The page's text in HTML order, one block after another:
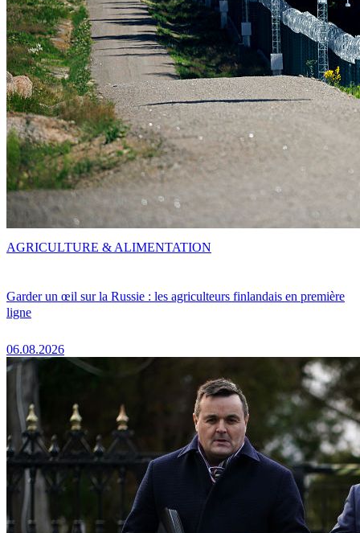
Garder un œil sur la Russie : les agriculteurs finlandais en première
ligne
06.08.2026
AGRICULTURE & ALIMENTATION